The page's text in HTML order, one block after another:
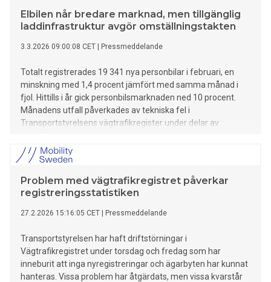
Elbilen når bredare marknad, men tillgänglig
laddinfrastruktur avgör omställningstakten
3.3.2026 09:00:08 CET Pressmeddelande
Totalt registrerades 19 341 nya personbilar i februari, en
minskning med 1,4 procent jämfört med samma månad i
fjol. Hittills i år gick personbilsmarknaden ned 10 procent.
Månadens utfall påverkades av tekniska fel i
Transportstyrelsens vägtrafikregister under delar av
och ägarbyten inte kunde genomföras vilket kan ha medfört
att vissa kunder valt att hämta ut sina fordon i mars i stället.
Andelen laddbara personbilar uppgick till 65 procent. Elbilar
stod för 39,6 procent av nyregistreringarna, upp från 29
procent i februari i fjol. I volym ökade elbilarna med 11
procent och bidrog därmed till att hålla tillbaka nedgången
procent, samtidigt som de i volym minskade med 4 procent.
Utvecklingen förklaras av ett bredare produktutbud av
elbilar i fler prisklasser, samtidigt som flera populära
laddhybrider befinner sig i generationsskifte.
Problem med vägtrafikregistret påverkar
registreringsstatistiken
27.2.2026 15:16:05 CET Pressmeddelande
Transportstyrelsen har haft driftstörningar i
Vägtrafikregistret under torsdag och fredag som har
inneburit att inga nyregistreringar och ägarbyten har kunnat
hanteras. Vissa problem har åtgärdats, men vissa kvarstår